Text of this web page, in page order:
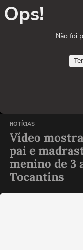
Ops!
Não foi
NOTÍCIAS
Vídeo
pai e
menino de 3
Tocantins